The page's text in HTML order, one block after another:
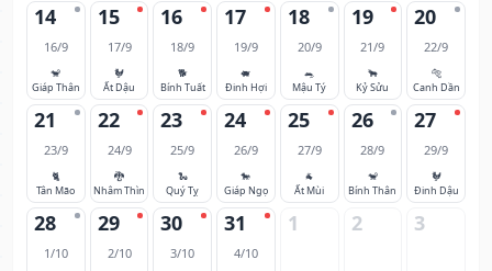
14
16/9
🐒
Giáp Thân
15
17/9
🐓
Ất Dậu
16
18/9
🐕
Bính Tuất
17
19/9
🐖
Đinh Hợi
18
20/9
🐀
Mậu Tý
19
21/9
🐂
Kỷ Sửu
20
22/9
🐅
Canh Dần
21
23/9
🐈
Tân Mão
22
24/9
🐉
Nhâm Thìn
23
25/9
🐍
Quý Tỵ
24
26/9
🐎
Giáp Ngọ
25
27/9
🐐
Ất Mùi
26
28/9
🐒
Bính Thân
27
29/9
🐓
Đinh Dậu
28
1/10
29
2/10
30
3/10
31
4/10
1 2 3